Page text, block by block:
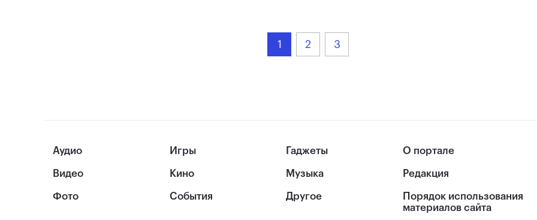
1 2 3
Аудио
Видео
Фото
Игры
Кино
События
Гаджеты
Музыка
Другое
О портале
Редакция
Порядок использования
материалов сайта